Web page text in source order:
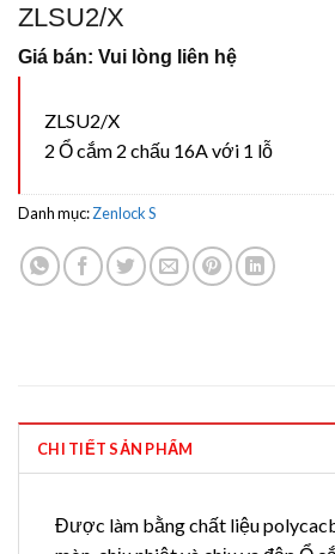
ZLSU2/X
Giá bán: Vui lòng liên hệ
ZLSU2/X
2 Ổ cắm 2 chấu 16A với 1 lỗ
Danh mục:Zenlock S
CHI TIẾT SẢN PHẨM
Được làm bằng chất liệu